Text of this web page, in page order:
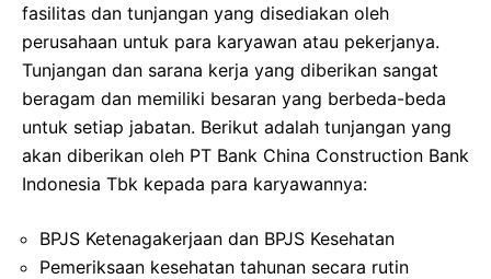
fasilitas dan tunjangan yang disediakan oleh
perusahaan untuk para karyawan atau pekerjanya.
Tunjangan dan sarana kerja yang diberikan sangat
beragam dan memiliki besaran yang berbeda-beda
untuk setiap jabatan. Berikut adalah tunjangan yang
akan diberikan oleh PT Bank China Construction Bank
Indonesia Tbk kepada para karyawannya:
BPJS Ketenagakerjaan dan BPJS Kesehatan
Pemeriksaan kesehatan tahunan secara rutin